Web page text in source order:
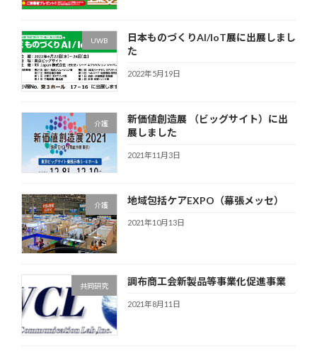
UWB
日本ものづくりAI/IoT展に出展しまし
た
2022年5月19日
介護
新価値創造展 （ビッグサイト）に出
展しました
2021年11月3日
介護 地域包括ケアEXPO（幕張メッセ）
2021年10月13日
共同研究 調布商工会新製品等事業化促進事業
2021年8月11日